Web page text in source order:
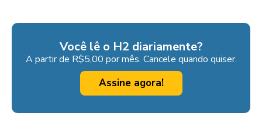
Você lê o H2 diariamente?
A partir de R$5,00 por mês. Cancele quando quiser.
Assine agora!